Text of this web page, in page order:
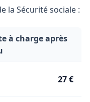
la Sécurité sociale :
à charge après
27 €